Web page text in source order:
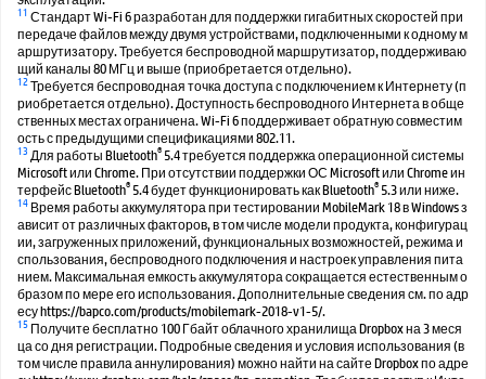
11 Стандарт Wi-Fi 6 разработан для поддержки гигабитных скоростей при
передаче файлов между двумя устройствами, подключенными к одному м
аршрутизатору. Требуется беспроводной маршрутизатор, поддерживаю
щий каналы 80 МГц и выше (приобретается отдельно).
12Требуется беспроводная точка доступа с подключением к Интернету (п
риобретается отдельно). Доступность беспроводного Интернета в обще
ственных местах ограничена. Wi-Fi 6 поддерживает обратную совместим
ость с предыдущими спецификациями 802.11.
13 Для работы Bluetooth® 5.4 требуется поддержка операционной системы
Microsoft или Chrome. При отсутствии поддержки ОС Microsoft или Chrome ин
терфейс Bluetooth® 5.4 будет функционировать как Bluetooth® 5.3 или ниже.
14 Время работы аккумулятора при тестировании MobileMark 18 в Windows з
ависит от различных факторов, в том числе модели продукта, конфигурац
ии, загруженных приложений, функциональных возможностей, режима и
спользования, беспроводного подключения и настроек управления пита
нием. Максимальная емкость аккумулятора сокращается естественным о
бразом по мере его использования. Дополнительные сведения см. по адр
есу https://bapco.com/products/mobilemark-2018-v1-5/.
15 Получите бесплатно 100 Гбайт облачного хранилища Dropbox на 3 меся
ца со дня регистрации. Подробные сведения и условия использования (в
том числе правила аннулирования) можно найти на сайте Dropbox по адре